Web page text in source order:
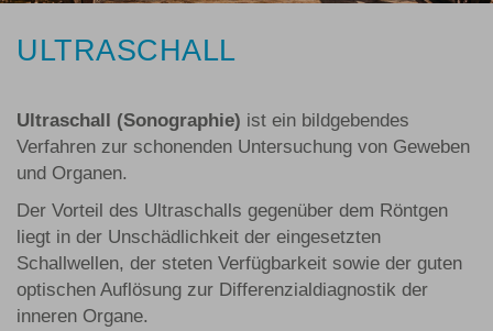
ULTRASCHALL
Ultraschall (Sonographie) ist ein bildgebendes
Verfahren zur schonenden Untersuchung von Geweben
und Organen.
Der Vorteil des Ultraschalls gegenüber dem Röntgen
liegt in der Unschädlichkeit der eingesetzten
Schallwellen, der steten Verfügbarkeit sowie der guten
optischen Auflösung zur Differenzialdiagnostik der
inneren Organe.